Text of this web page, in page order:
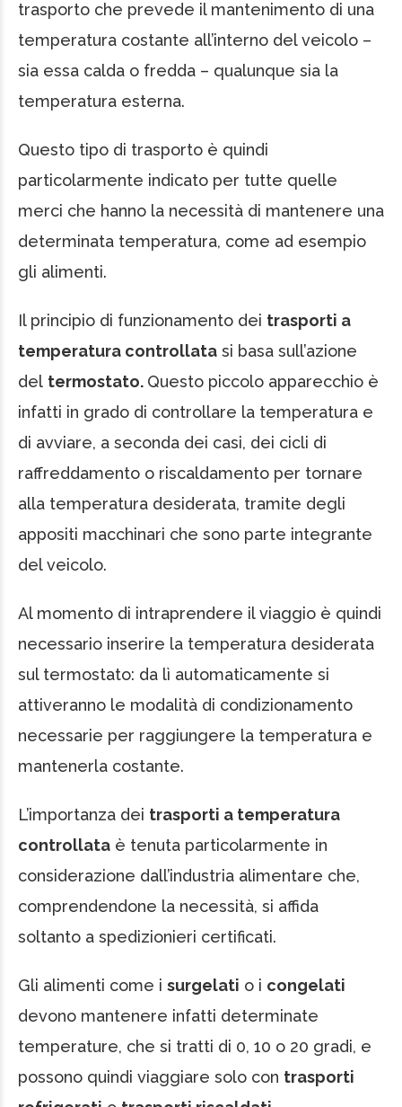
trasporto che prevede il mantenimento di una
temperatura costante all’interno del veicolo –
sia essa calda o fredda – qualunque sia la
temperatura esterna.
Questo tipo di trasporto è quindi
particolarmente indicato per tutte quelle
merci che hanno la necessità di mantenere una
determinata temperatura, come ad esempio
gli alimenti.
Il principio di funzionamento dei trasporti a
temperatura controllata si basa sull’azione
del termostato. Questo piccolo apparecchio è
infatti in grado di controllare la temperatura e
di avviare, a seconda dei casi, dei cicli di
raffreddamento o riscaldamento per tornare
alla temperatura desiderata, tramite degli
appositi macchinari che sono parte integrante
del veicolo.
Al momento di intraprendere il viaggio è quindi
necessario inserire la temperatura desiderata
sul termostato: da lì automaticamente si
attiveranno le modalità di condizionamento
necessarie per raggiungere la temperatura e
mantenerla costante.
L’importanza dei trasporti a temperatura
controllata è tenuta particolarmente in
considerazione dall’industria alimentare che,
comprendendone la necessità, si affida
soltanto a spedizionieri certificati.
Gli alimenti come i surgelati o i congelati
devono mantenere infatti determinate
temperature, che si tratti di 0, 10 o 20 gradi, e
possono quindi viaggiare solo con trasporti